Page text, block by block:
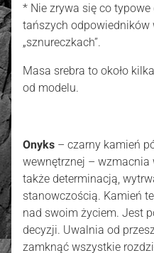
* Nie zrywa się co typowe
tańszych odpowiedników
„sznureczkach”.
Masa srebra to około
od modelu.
Onyks – czarny kamień
wewnętrznej – wzmacnia
także determinacją,
stanowczością. Kamień
nad swoim życiem. Jest
decyzji. Uwalnia od
zamknąć wszystkie